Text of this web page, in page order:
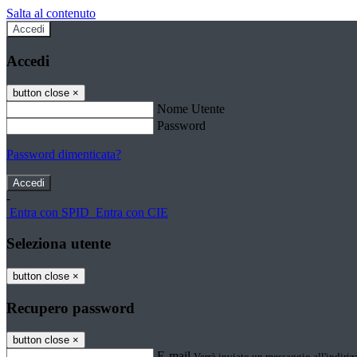
Salta al contenuto
Accedi
Accedi
button close ×
Nome Utente
Password
Password dimenticata?
-
Entra con SPID Entra con CIE
Seleziona utente
button close ×
Recupero password
button close ×